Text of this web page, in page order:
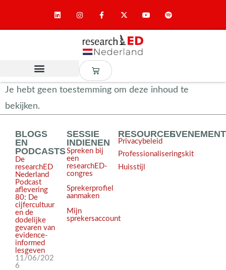
Je hebt geen toestemming om deze inhoud te
bekijken.
BLOGS
EN
PODCASTS
De
researchED
Nederland
Podcast
aflevering
80: De
cijfercultuur
en de
dodelijke
gevaren van
evidence-
informed
lesgeven
11/06/202
6
SESSIE
INDIENEN
Spreken bij
een
researchED-
congres
Sprekerprofiel
aanmaken
Mijn
sprekersaccount
RESOURCES
Privacybeleid
Professionaliseringskit
Huisstijl